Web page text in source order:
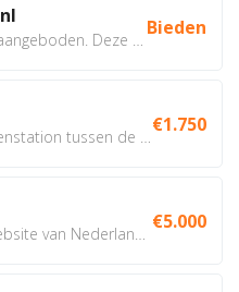
Bieden
€1.750
€5.000